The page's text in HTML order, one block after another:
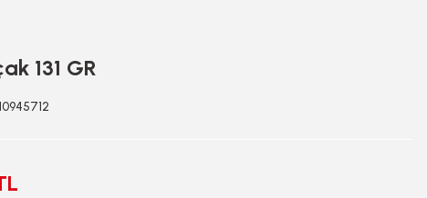
131 GR